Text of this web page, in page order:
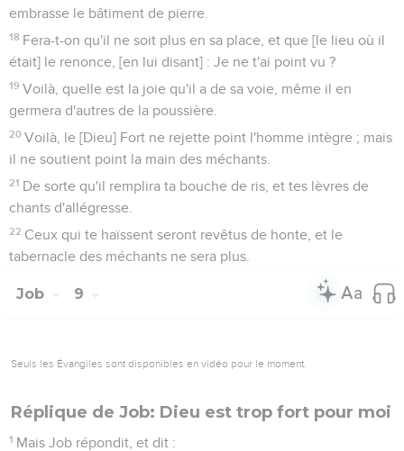
embrasse le bâtiment de pierre.
18 Fera-t-on qu'il ne soit plus en sa place, et que [le lieu où il
était] le renonce, [en lui disant] : Je ne t'ai point vu ?
19 Voilà, quelle est la joie qu'il a de sa voie, même il en
germera d'autres de la poussière.
20 Voilà, le [Dieu] Fort ne rejette point l'homme intègre ; mais
il ne soutient point la main des méchants.
21 De sorte qu'il remplira ta bouche de ris, et tes lèvres de
chants d'allégresse.
22 Ceux qui te haïssent seront revêtus de honte, et le
tabernacle des méchants ne sera plus.
Job 9
Seuls les Évangiles sont disponibles en vidéo pour le moment.
Réplique de Job: Dieu est trop fort pour moi
1 Mais Job répondit, et dit :